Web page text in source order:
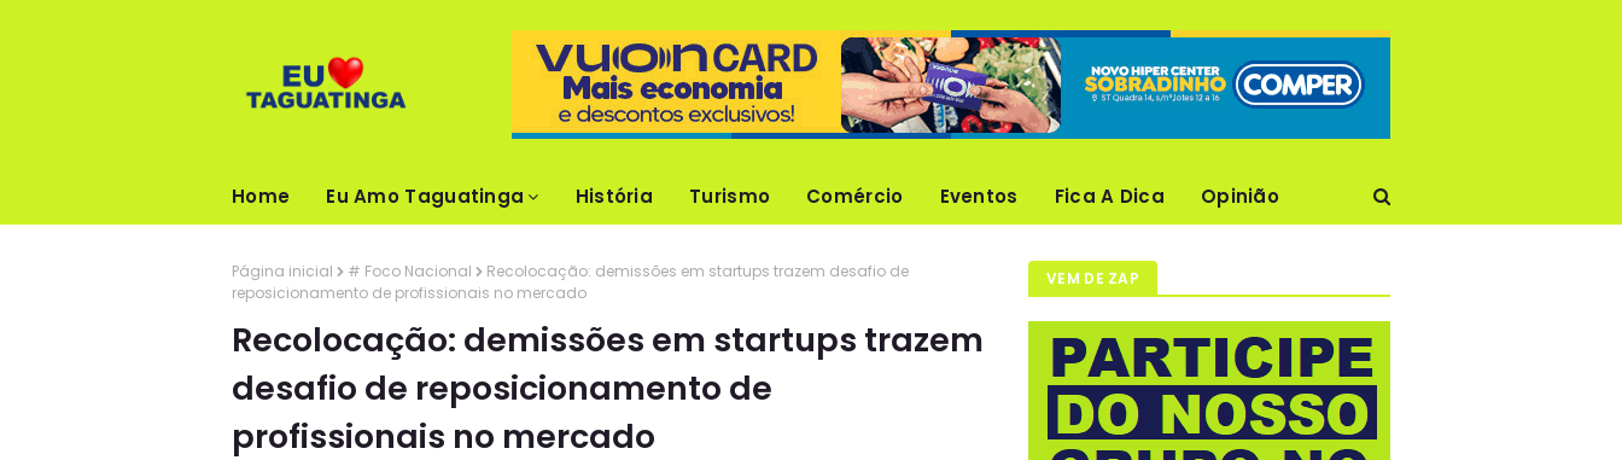
Home Eu Amo Taguatinga História Turismo Comércio Eventos Fica A Dica Opinião
Página inicial # Foco Nacional
Recolocação: demissões em startups trazem desafio de
reposicionamento de profissionais no mercado
Recolocação: demissões em startups trazem
desafio de reposicionamento de
profissionais no mercado
VEM DE ZAP